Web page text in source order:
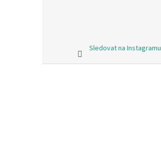
Sledovat na Instagramu